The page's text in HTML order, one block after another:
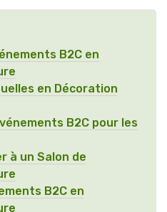
B2C en
en Décoration
B2C pour les
à un Salon de
B2C en